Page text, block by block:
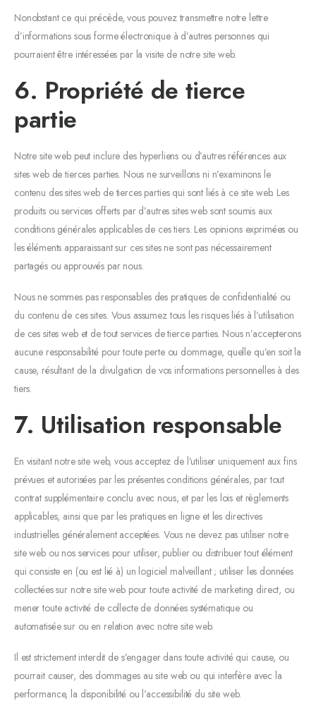
Nonobstant ce qui précède, vous pouvez transmettre notre lettre
d’informations sous forme électronique à d’autres personnes qui
pourraient être intéressées par la visite de notre site web.
6. Propriété de tierce
partie
Notre site web peut inclure des hyperliens ou d’autres références aux
sites web de tierces parties. Nous ne surveillons ni n’examinons le
contenu des sites web de tierces parties qui sont liés à ce site web. Les
produits ou services offerts par d’autres sites web sont soumis aux
conditions générales applicables de ces tiers. Les opinions exprimées ou
les éléments apparaissant sur ces sites ne sont pas nécessairement
partagés ou approuvés par nous.
Nous ne sommes pas responsables des pratiques de confidentialité ou
du contenu de ces sites. Vous assumez tous les risques liés à l’utilisation
de ces sites web et de tout services de tierce parties. Nous n’accepterons
aucune responsabilité pour toute perte ou dommage, quelle qu’en soit la
cause, résultant de la divulgation de vos informations personnelles à des
tiers.
7. Utilisation responsable
En visitant notre site web, vous acceptez de l’utiliser uniquement aux fins
prévues et autorisées par les présentes conditions générales, par tout
contrat supplémentaire conclu avec nous, et par les lois et règlements
applicables, ainsi que par les pratiques en ligne et les directives
industrielles généralement acceptées. Vous ne devez pas utiliser notre
site web ou nos services pour utiliser, publier ou distribuer tout élément
qui consiste en (ou est lié à) un logiciel malveillant ; utiliser les données
collectées sur notre site web pour toute activité de marketing direct, ou
mener toute activité de collecte de données systématique ou
automatisée sur ou en relation avec notre site web.
Il est strictement interdit de s’engager dans toute activité qui cause, ou
pourrait causer, des dommages au site web ou qui interfère avec la
performance, la disponibilité ou l’accessibilité du site web.